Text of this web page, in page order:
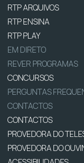
RTP ARQUIVOS
RTP ENSINA
RTP PLAY
EM DIRETO
REVER PROGRAMAS
CONCURSOS
PERGUNTAS
CONTACTOS
CONTACTOS
PROVEDORA DO
PROVEDORA DO